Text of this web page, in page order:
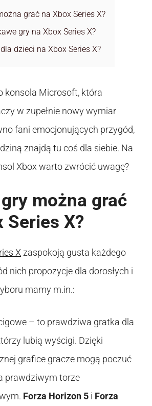
grać na Xbox Series X?
gry na Xbox Series X?
dzieci na Xbox Series X?
konsola Microsoft, która
w zupełnie nowy wymiar
fani emocjonujących przygód,
znajdą tu coś dla siebie. Na
Xbox warto zwrócić uwagę?
można grać
Series X?
X zaspokoją gusta każdego
nich propozycje dla dorosłych i
mamy m.in.:
– to prawdziwa gratka dla
lubią wyścigi. Dzięki
grafice gracze mogą poczuć
prawdziwym torze
Forza Horizon 5 i Forza